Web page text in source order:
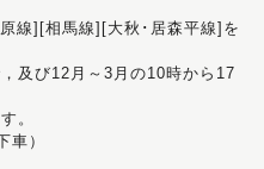
線][相馬線][大秋･居森平線]を
及び12月～3月の10時から17
。
車）